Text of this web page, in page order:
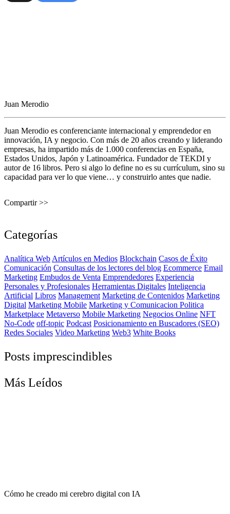
Juan Merodio
Juan Merodio es conferenciante internacional y emprendedor en
innovación, IA y negocio. Con más de 20 años creando y liderando
empresas, ha impartido más de 1.000 conferencias en España,
Estados Unidos, Japón y Latinoamérica. Fundador de TEKDI y
autor de 16 libros. Pero si algo lo define no es su currículum, sino su
capacidad para ver lo que viene… y construirlo antes que nadie.
Compartir >>
Categorías
Analítica Web Artículos en Medios Blockchain Casos de Éxito
Comunicación Consultas de los lectores del blog Ecommerce Email
Marketing Embudos de Venta Emprendedores Experiencia
Personales y Profesionales Herramientas Digitales Inteligencia
Artificial Libros Management Marketing de Contenidos Marketing
Digital Marketing Mobile Marketing y Comunicacion Politica
Marketplace Metaverso Mobile Marketing Negocios Online NFT
No-Code off-topic Podcast Posicionamiento en Buscadores (SEO)
Redes Sociales Video Marketing Web3 White Books
Posts imprescindibles
Más Leídos
Cómo he creado mi cerebro digital con IA